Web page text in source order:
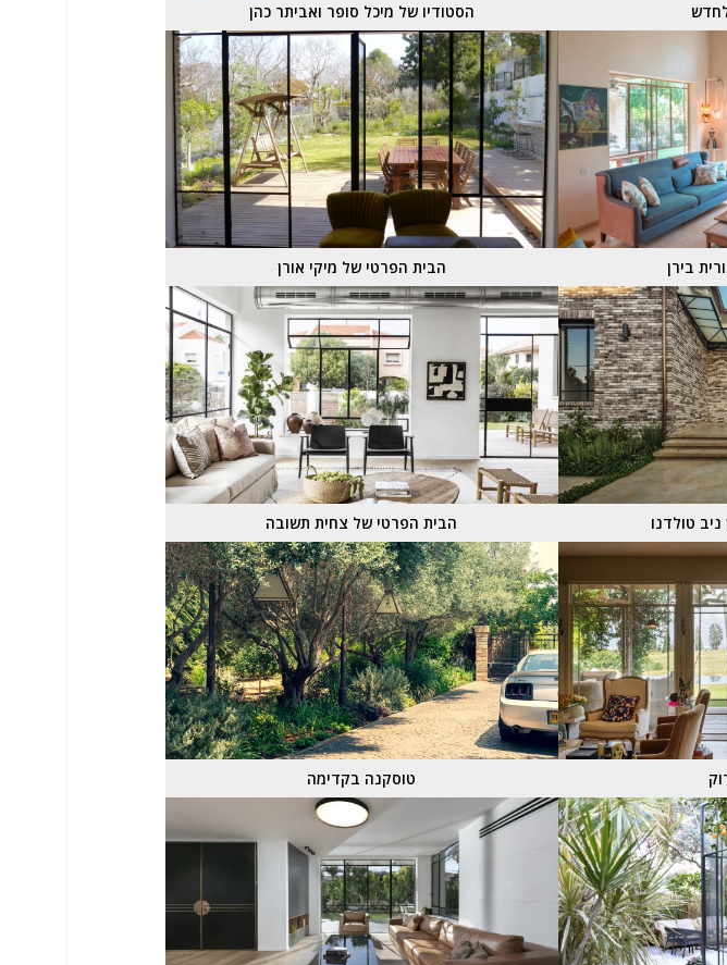
לחדש הסטודיו של מיכל סופר ואביתר כהן
בירן הבית הפרטי של מיקי אורן
טולדנו הבית הפרטי של צחית תשובה
טוסקנה בקדימה